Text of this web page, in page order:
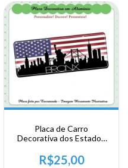
Placa de Carro
Decorativa dos Estados
New York - Bronx
R$25,00